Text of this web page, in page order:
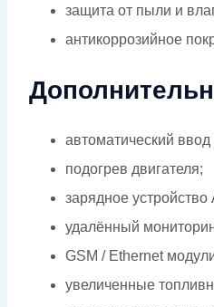
защита от пыли и
антикоррозийное
автоматический
подогрев двигателя;
зарядное устройство
удалённый
GSM / Ethernet
увеличенные